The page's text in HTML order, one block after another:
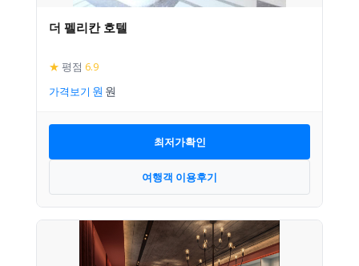
더 펠리칸 호텔
★ 평점 6.9
가격보기
최저가확인
여행객 이용후기